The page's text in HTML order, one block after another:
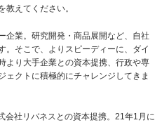
教えてください。
企業。研究開発・商品展開など、自社
。そこで、よりスピーディーに、ダイ
より大手企業との資本提携、行政や専
ェクトに積極的にチャレンジしてきま
会社リバネスとの資本提携。21年1月に